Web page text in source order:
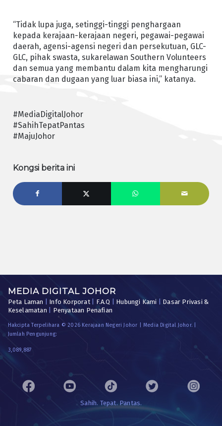
“Tidak lupa juga, setinggi-tinggi penghargaan
kepada kerajaan-kerajaan negeri, pegawai-pegawai
daerah, agensi-agensi negeri dan persekutuan, GLC-
GLC, pihak swasta, sukarelawan Southern Volunteers
dan semua yang membantu dalam kita mengharungi
cabaran dan dugaan yang luar biasa ini,” katanya.
#MediaDigitalJohor
#SahihTepatPantas
#MajuJohor
Kongsi berita ini
MEDIA DIGITAL JOHOR
Peta Laman Info Korporat| F.A.Q Hubungi Kami
Dasar Privasi &
Keselamatan
Penyataan Penafian
Hakcipta Terpelihara © 2026 Kerajaan Negeri Johor | Media Digital Johor. |
Jumlah Pengunjung:
3,089,887
Sahih. Tepat. Pantas.